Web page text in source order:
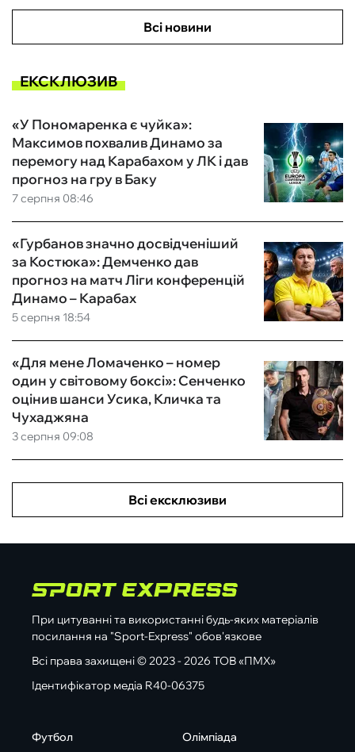
Всі новини
ЕКСКЛЮЗИВ
7 серпня 08:46
«У Пономаренка є чуйка»:
Максимов похвалив Динамо за
перемогу над Карабахом у ЛК і дав
прогноз на гру в Баку
5 серпня 18:54
«Гурбанов значно досвідченіший
за Костюка»: Демченко дав
прогноз на матч Ліги конференцій
Динамо – Карабах
3 серпня 09:08
«Для мене Ломаченко – номер
один у світовому боксі»: Сенченко
оцінив шанси Усика, Кличка та
Чухаджяна
Всі ексклюзиви
При цитуванні та використанні будь-яких матеріалів
посилання на "Sport-Express" обов'язкове
Всі права захищені © 2023 - 2026 ТОВ «ПМХ»
Ідентифікатор медіа R40-06375
Футбол
Олімпіада